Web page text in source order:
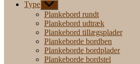
Type Vis
undermenu
Plankebord rundt
Plankebord udtræk
Plankebord tillægsplader
Plankeborde bordben
Plankeborde bordplader
Plankeborde bordstel